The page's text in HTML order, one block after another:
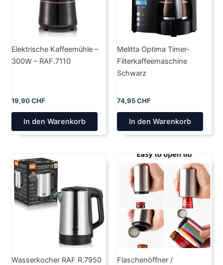
Elektrische Kaffeemühle –
300W – RAF.7110
19,90CHF
In den Warenkorb
Melitta Optima Timer-
Filterkaffeemaschine
Schwarz
74,95CHF
In den Warenkorb
Wasserkocher RAF R.7950
Flaschenöffner /